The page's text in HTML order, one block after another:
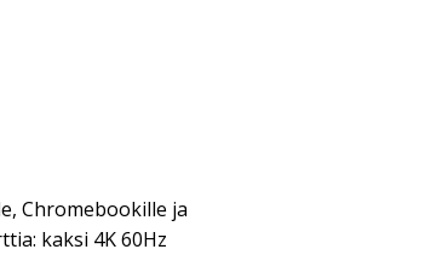
Chromebookille ja
kaksi 4K 60Hz